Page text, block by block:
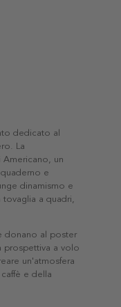
dedicato al
La
un
e
dinamismo e
a quadri,
donano al poster
prospettiva a volo
un'atmosfera
e della